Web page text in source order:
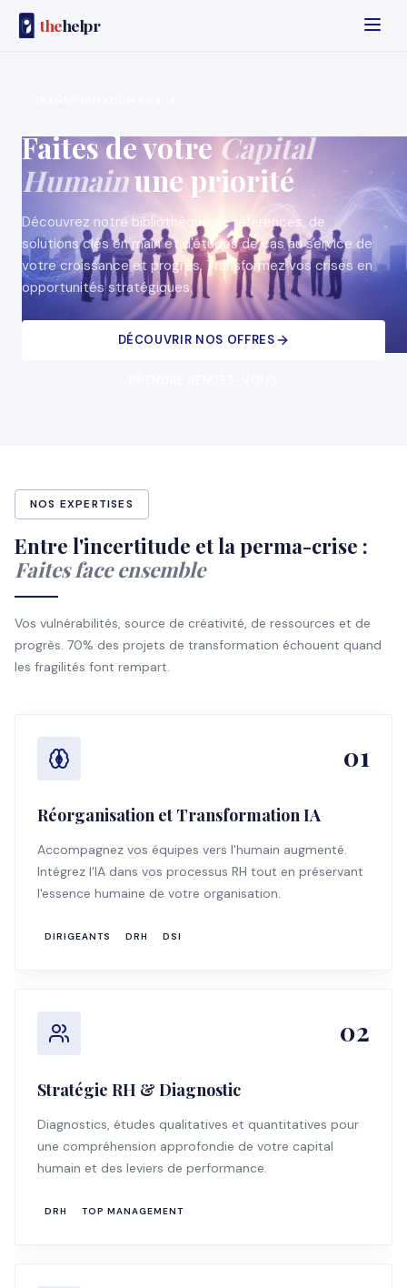
thehelpr
Faites de votreCapital
Humainune priorité
Découvrez notre bibliothèque de références, de
solutions clés en main et d'études de cas au service de
votre croissance et progrès. Transformez vos crises en
opportunités stratégiques.
DÉCOUVRIR NOS OFFRES
NOS EXPERTISES
Entre l'incertitude et la perma-crise :
Faites face ensemble
Vos vulnérabilités, source de créativité, de ressources et de
progrès. 70% des projets de transformation échouent quand
les fragilités font rempart.
01
Réorganisation et Transformation IA
Accompagnez vos équipes vers l'humain augmenté.
Intégrez l'IA dans vos processus RH tout en préservant
l'essence humaine de votre organisation.
DIRIGEANTS DRH DSI
02
Stratégie RH & Diagnostic
Diagnostics, études qualitatives et quantitatives pour
une compréhension approfondie de votre capital
humain et des leviers de performance.
DRH TOP MANAGEMENT